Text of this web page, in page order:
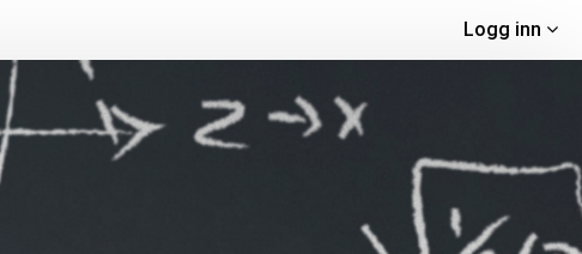
Logg inn